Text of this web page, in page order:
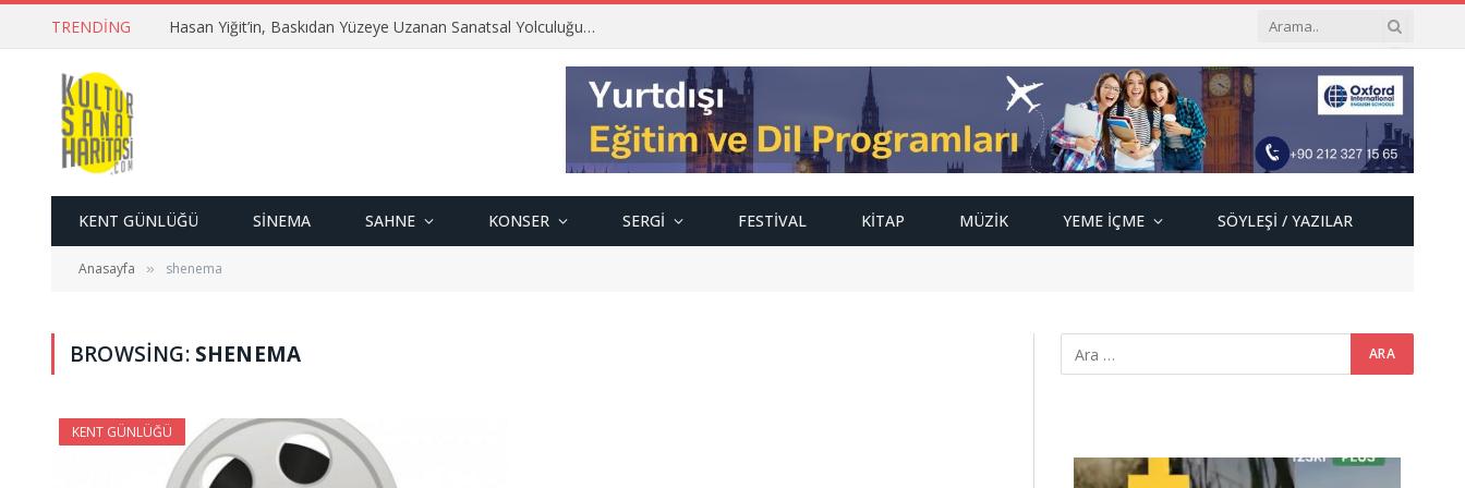
TRENDING Hasan Yiğit’in, Baskıdan Yüzeye Uzanan Sanatsal Yolculuğu…
KENT GÜNLÜĞÜ SINEMA SAHNE KONSER SERGI FESTIVAL KITAP MÜZIK YEME İÇME SÖYLEŞI / YAZILAR
Anasayfa » shenema
BROWSING: SHENEMA
KENT GÜNLÜĞÜ
Video